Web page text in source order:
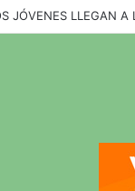
JÓVENES LLEGAN